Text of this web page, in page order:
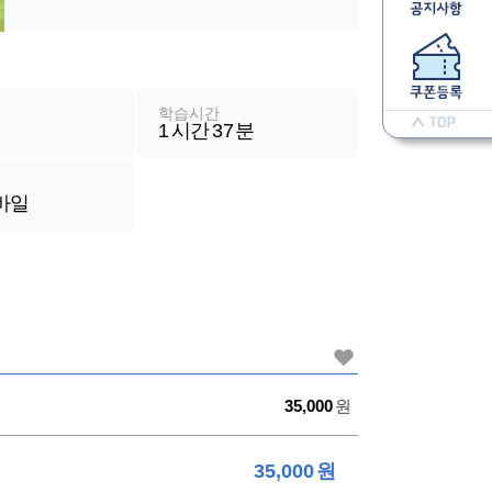
학습시간
1시간37분
일
가
35,000원
35,000원